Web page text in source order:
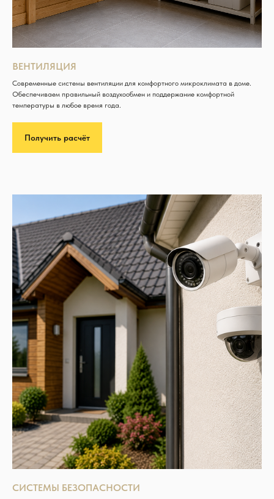
ВЕНТИЛЯЦИЯ
Современные системы вентиляции для комфортного микроклимата в доме.
Обеспечиваем правильный воздухообмен и поддержание комфортной
температуры в любое время года.
Получить расчёт
СИСТЕМЫ БЕЗОПАСНОСТИ